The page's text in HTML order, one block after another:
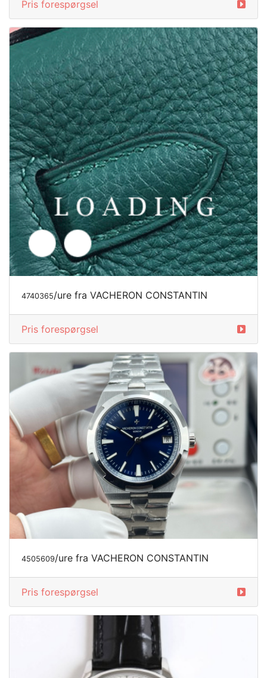
Pris forespørgsel
4740365/ure fra VACHERON CONSTANTIN
Pris forespørgsel
4505609/ure fra VACHERON CONSTANTIN
Pris forespørgsel